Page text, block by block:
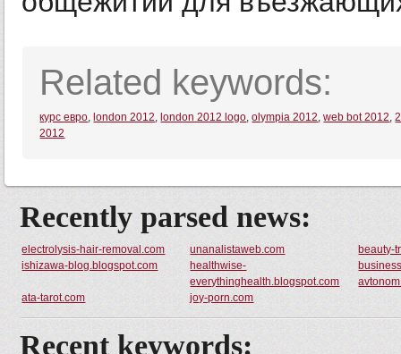
Related keywords:
курс евро, london 2012, london 2012 logo,olympia 2012,web bot 2012,
2012
Recently parsed news:
electrolysis-hair-removal.com unanalistaweb.com
beauty-
ishizawa-blog.blogspot.com
healthwise-
everythinghealth.blogspot.com
ata-tarot.com
joy-porn.com
Recent keywords: